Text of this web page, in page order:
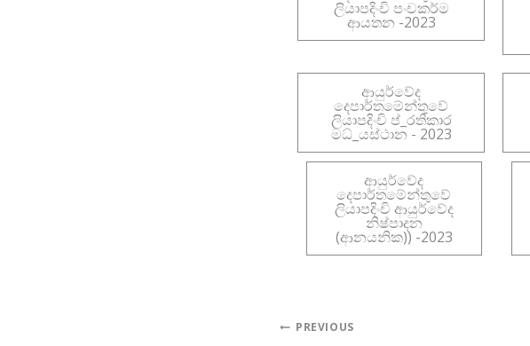
ලියාපදිංචි පංචකර්ම
ආයතන -2023
ආයුර්වේද
දෙපාර්තමේන්තුවේ
ලියාපදිංචි ප්_රතිකාර
මධ්_යස්ථාන - 2023
ආයුර්වේද
දෙපාර්තමේන්තුවේ
ලියාපදිංචි ආයුර්වේද
නිෂ්පාදන
(ආනයනික)) -2023
PREVIOUS